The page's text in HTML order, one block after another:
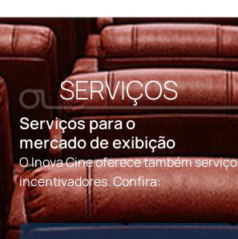
SERVIÇOS
Serviços para o
mercado de exibição
O Inova Cine oferece também
incentivadores. Confira: